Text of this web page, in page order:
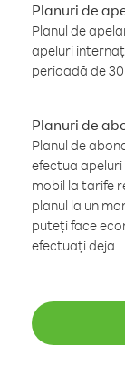
Planuri de
Planul de
apeluri
perioadă de
Planuri de
Planul de
efectua
mobil la tarife
planul la un
puteți face
efectuați deja